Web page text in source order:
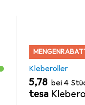
Kleberoller
EUR
5,78 bei 4
tesa